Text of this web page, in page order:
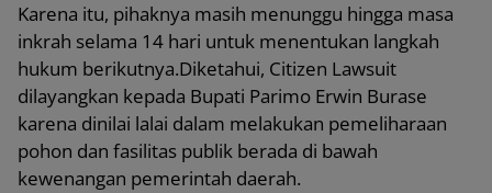
Karena itu, pihaknya masih menunggu hingga masa
inkrah selama 14 hari untuk menentukan langkah
hukum berikutnya.Diketahui, Citizen Lawsuit
dilayangkan kepada Bupati Parimo Erwin Burase
karena dinilai lalai dalam melakukan pemeliharaan
pohon dan fasilitas publik berada di bawah
kewenangan pemerintah daerah.